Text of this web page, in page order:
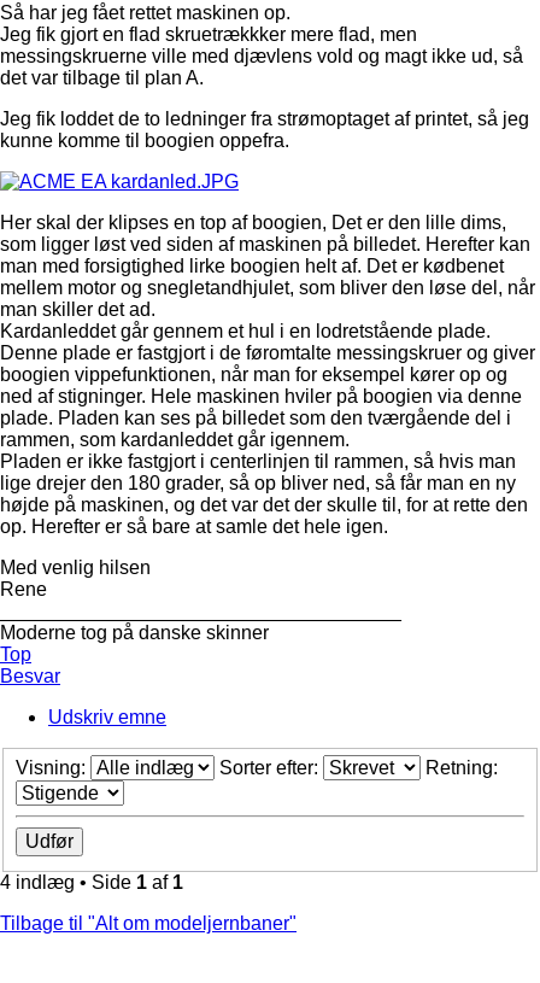
Så har jeg fået rettet maskinen op.
Jeg fik gjort en flad skruetrækkker mere flad, men
messingskruerne ville med djævlens vold og magt ikke ud, så
det var tilbage til plan A.
Jeg fik loddet de to ledninger fra strømoptaget af printet, så jeg
kunne komme til boogien oppefra.
Her skal der klipses en top af boogien, Det er den lille dims,
som ligger løst ved siden af maskinen på billedet. Herefter kan
man med forsigtighed lirke boogien helt af. Det er kødbenet
mellem motor og snegletandhjulet, som bliver den løse del, når
man skiller det ad.
Kardanleddet går gennem et hul i en lodretstående plade.
Denne plade er fastgjort i de føromtalte messingskruer og giver
boogien vippefunktionen, når man for eksempel kører op og
ned af stigninger. Hele maskinen hviler på boogien via denne
plade. Pladen kan ses på billedet som den tværgående del i
rammen, som kardanleddet går igennem.
Pladen er ikke fastgjort i centerlinjen til rammen, så hvis man
lige drejer den 180 grader, så op bliver ned, så får man en ny
højde på maskinen, og det var det der skulle til, for at rette den
op. Herefter er så bare at samle det hele igen.
Med venlig hilsen
Rene
Moderne tog på danske skinner
Top
Besvar
Udskriv emne
Visning: Sorter efter: Retning:
4 indlæg • Side 1 af 1
Tilbage til "Alt om modeljernbaner"